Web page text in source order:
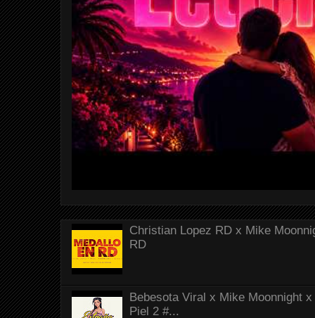
Christian Lopez RD x Mike
RD
Bebesota Viral x Mike Moonnight
Piel 2 #...